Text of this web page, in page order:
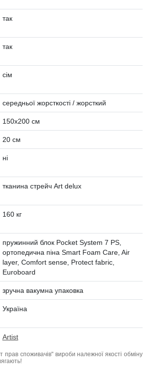
так
так
сім
середньої жорсткості / жорсткий
150x200 см
20 см
ні
тканина стрейч Art delux
160 кг
пружинний блок Pocket System 7 PS,
ортопедична піна Smart Foam Care, Air
layer, Comfort sense, Protect fabric,
Euroboard
зручна вакумна упаковка
Україна
Artist
прав споживачів" вироби належної якості обміну